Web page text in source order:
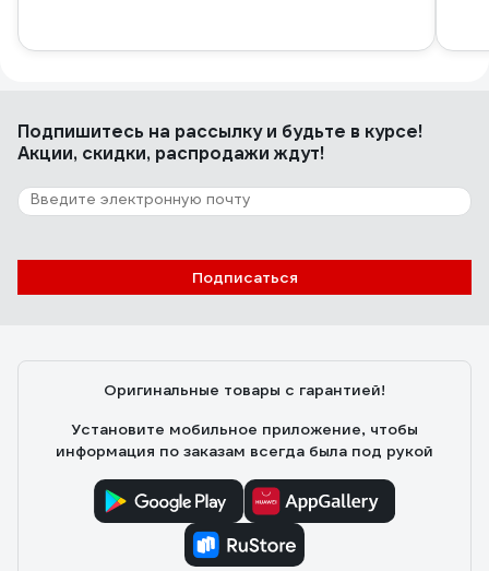
Подпишитесь на рассылкуи будьте в курсе!
Акции, скидки, распродажи ждут!
Подписаться
Оригинальные товары с гарантией!
Установите мобильное приложение, чтобы
информация по заказам всегда была под рукой